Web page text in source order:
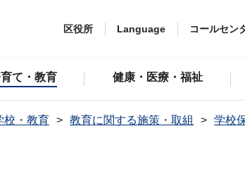
区役所 Language コールセン
て・教育 健康・医療・福祉
校・教育 教育に関する施策・取組 学校